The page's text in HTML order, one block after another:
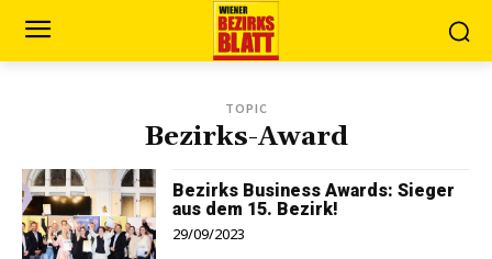
TOPIC
Bezirks-Award
Bezirks Business Awards: Sieger
aus dem 15. Bezirk!
29/09/2023